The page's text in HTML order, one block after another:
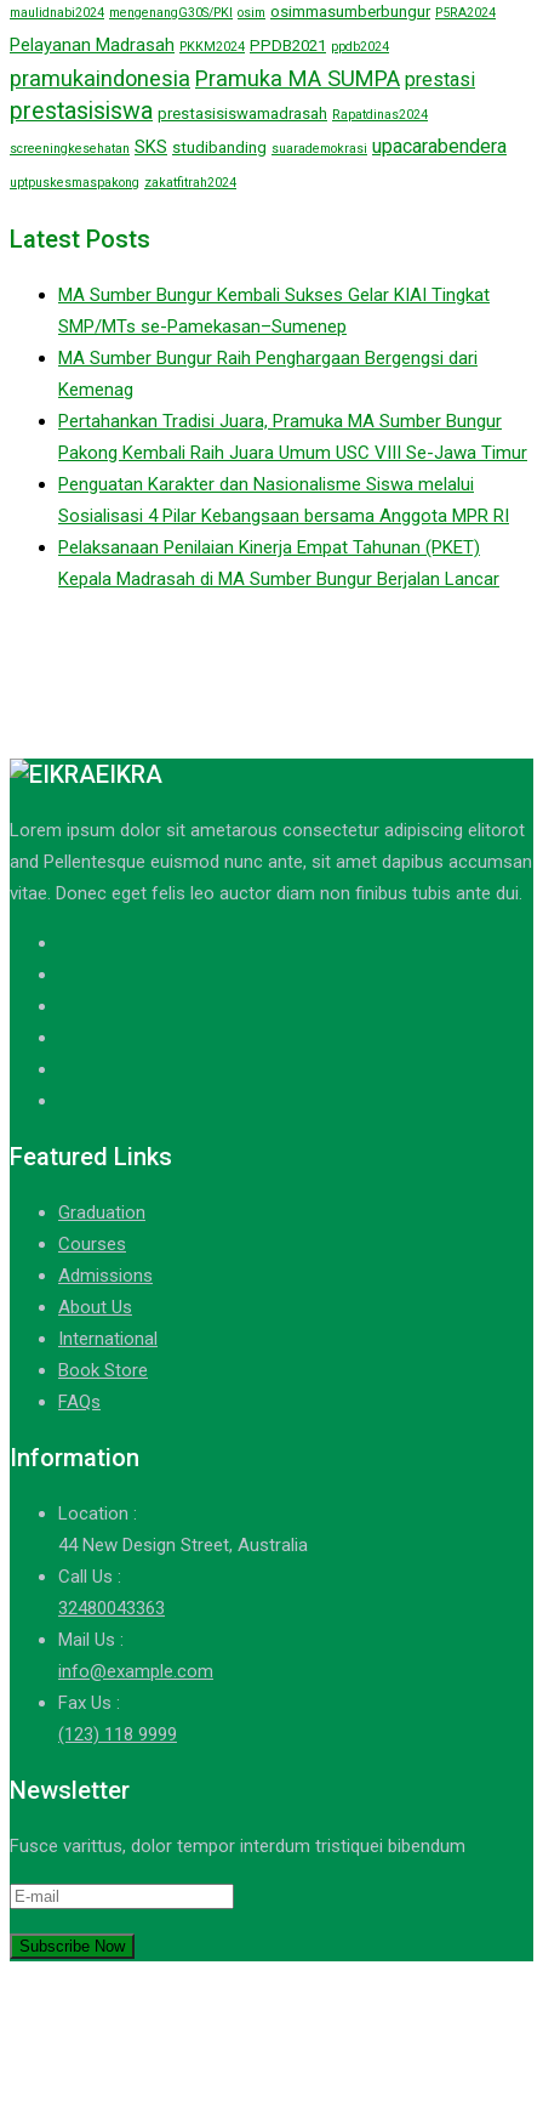
maulidnabi2024 mengenangG30S/PKI osim osimmasumberbungur P5RA2024
Pelayanan Madrasah PKKM2024 PPDB2021 ppdb2024
pramukaindonesia Pramuka MA SUMPA prestasi
prestasisiswa prestasisiswamadrasah Rapatdinas2024
screeningkesehatan SKS studibanding suarademokrasi upacarabendera
uptpuskesmaspakong zakatfitrah2024
Latest Posts
MA Sumber Bungur Kembali Sukses Gelar KIAI Tingkat
SMP/MTs se-Pamekasan–Sumenep
MA Sumber Bungur Raih Penghargaan Bergengsi dari
Kemenag
Pertahankan Tradisi Juara, Pramuka MA Sumber Bungur
Pakong Kembali Raih Juara Umum USC VIII Se-Jawa Timur
Penguatan Karakter dan Nasionalisme Siswa melalui
Sosialisasi 4 Pilar Kebangsaan bersama Anggota MPR RI
Pelaksanaan Penilaian Kinerja Empat Tahunan (PKET)
Kepala Madrasah di MA Sumber Bungur Berjalan Lancar
EIKRA
Lorem ipsum dolor sit ametarous consectetur adipiscing elitorot
and Pellentesque euismod nunc ante, sit amet dapibus accumsan
vitae. Donec eget felis leo auctor diam non finibus tubis ante dui.
Featured Links
Graduation
Courses
Admissions
About Us
International
Book Store
FAQs
Information
Location :
44 New Design Street, Australia
Call Us :
32480043363
Mail Us :
info@example.com
Fax Us :
(123) 118 9999
Newsletter
Fusce varittus, dolor tempor interdum tristiquei bibendum